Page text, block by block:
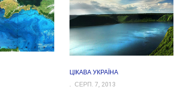
ЦІКАВА УКРАЇНА
СЕРП. 7, 2013